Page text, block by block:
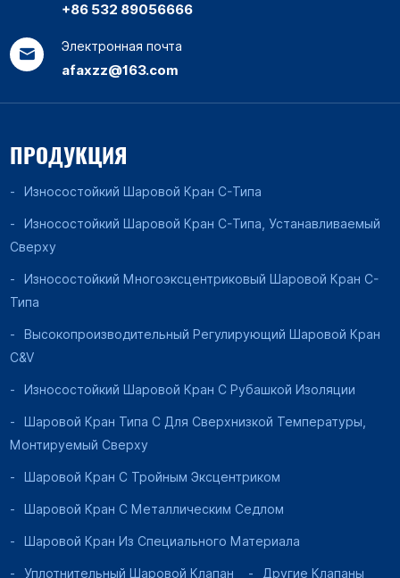
+86 532 89056666
Электронная почта
afaxzz@163.com
ПРОДУКЦИЯ
Износостойкий Шаровой Кран C-Типа
Износостойкий Шаровой Кран C-Типа, Устанавливаемый
Сверху
Износостойкий Многоэксцентриковый Шаровой Кран C-
Типа
Высокопроизводительный Регулирующий Шаровой Кран
C&V
Износостойкий Шаровой Кран С Рубашкой Изоляции
Шаровой Кран Типа C Для Сверхнизкой Температуры,
Монтируемый Сверху
Шаровой Кран С Тройным Эксцентриком
Шаровой Кран С Металлическим Седлом
Шаровой Кран Из Специального Материала
Уплотнительный Шаровой Клапан Другие Клапаны